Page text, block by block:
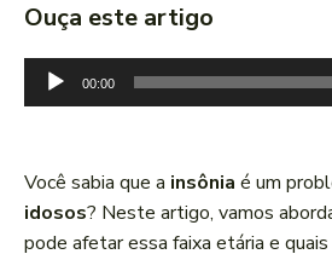
Ouça este artigo
o
d
o
00:00
Você sabia que a insônia é um
idosos? Neste artigo, vamos
pode afetar essa faixa etária e quais